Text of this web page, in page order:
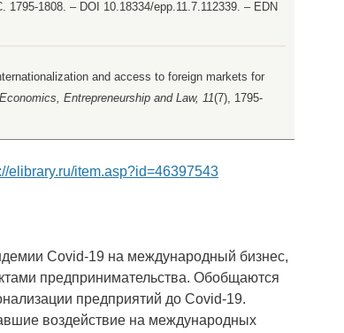
1808. – DOI 10.18334/epp.11.7.112339. – EDN
and access to foreign markets for
Entrepreneurship and Law, 11(7), 1795-
elibrary.ru/item.asp?id=46397543
Covid-19 на международный бизнес,
предпринимательства. Обобщаются
предприятий до Covid-19.
воздействие на международных